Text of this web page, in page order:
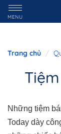
MENU
Trang chủ
Những tiệm
Today dày